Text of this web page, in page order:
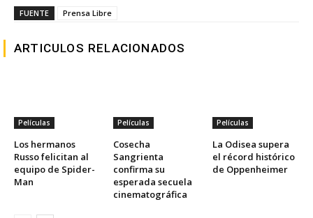
FUENTE Prensa Libre
ARTICULOS RELACIONADOS
Películas
Los hermanos
Russo felicitan al
equipo de Spider-
Man
Películas
Cosecha
Sangrienta
confirma su
esperada secuela
cinematográfica
Películas
La Odisea supera
el récord histórico
de Oppenheimer